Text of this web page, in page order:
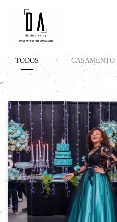
TODOS CASAMENTO